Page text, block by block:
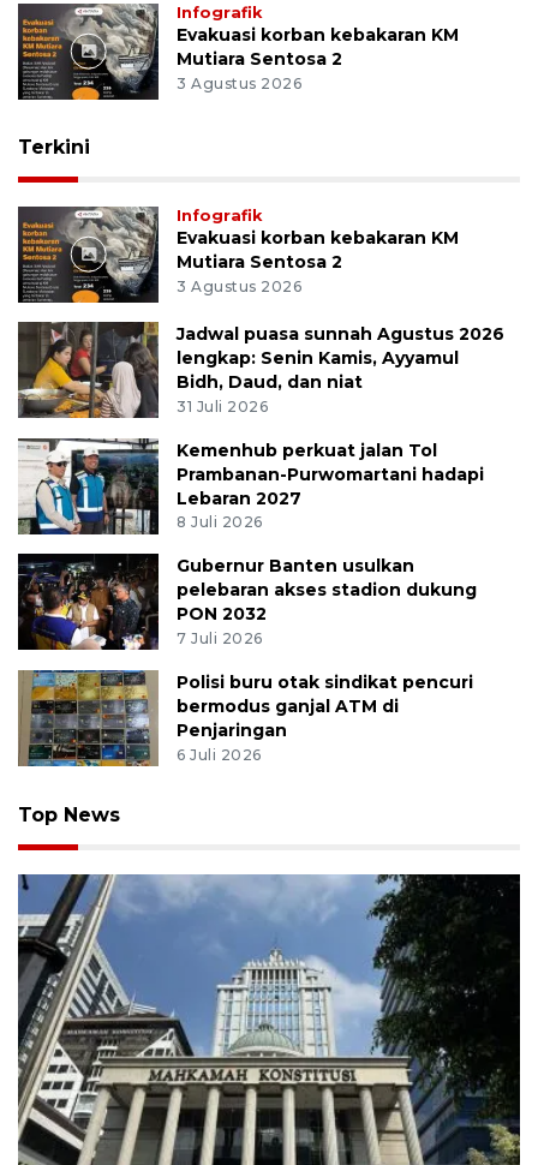
Infografik
Evakuasi korban kebakaran KM
Mutiara Sentosa 2
3 Agustus 2026
Terkini
Infografik
Evakuasi korban kebakaran KM
Mutiara Sentosa 2
3 Agustus 2026
Jadwal puasa sunnah Agustus 2026
lengkap: Senin Kamis, Ayyamul
Bidh, Daud, dan niat
31 Juli 2026
Kemenhub perkuat jalan Tol
Prambanan-Purwomartani hadapi
Lebaran 2027
8 Juli 2026
Gubernur Banten usulkan
pelebaran akses stadion dukung
PON 2032
7 Juli 2026
Polisi buru otak sindikat pencuri
bermodus ganjal ATM di
Penjaringan
6 Juli 2026
Top News